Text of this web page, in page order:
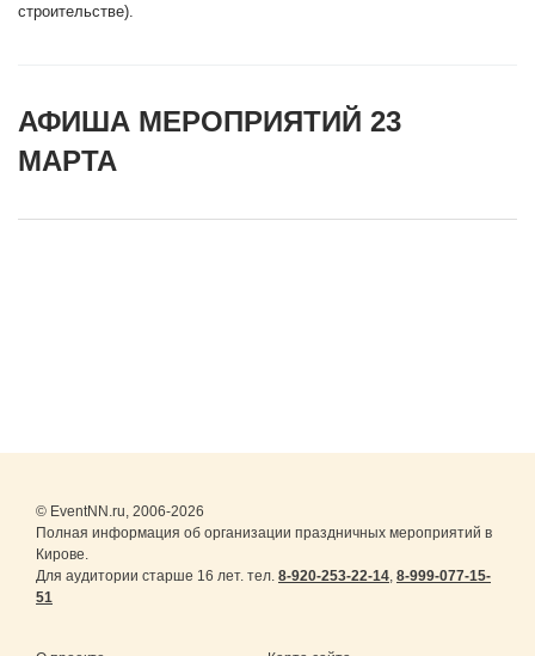
строительстве).
АФИША МЕРОПРИЯТИЙ 23
МАРТА
© EventNN.ru, 2006-2026
Полная информация об организации праздничных мероприятий в
Кирове.
Для аудитории старше 16 лет. тел. 8-920-253-22-14, 8-999-077-15-
51